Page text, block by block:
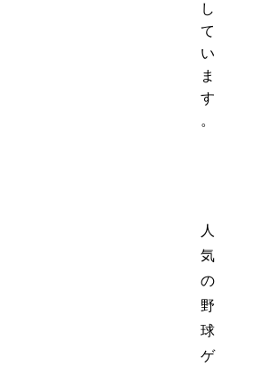
し
て
い
ま
す
。
人
気
の
野
球
ゲ